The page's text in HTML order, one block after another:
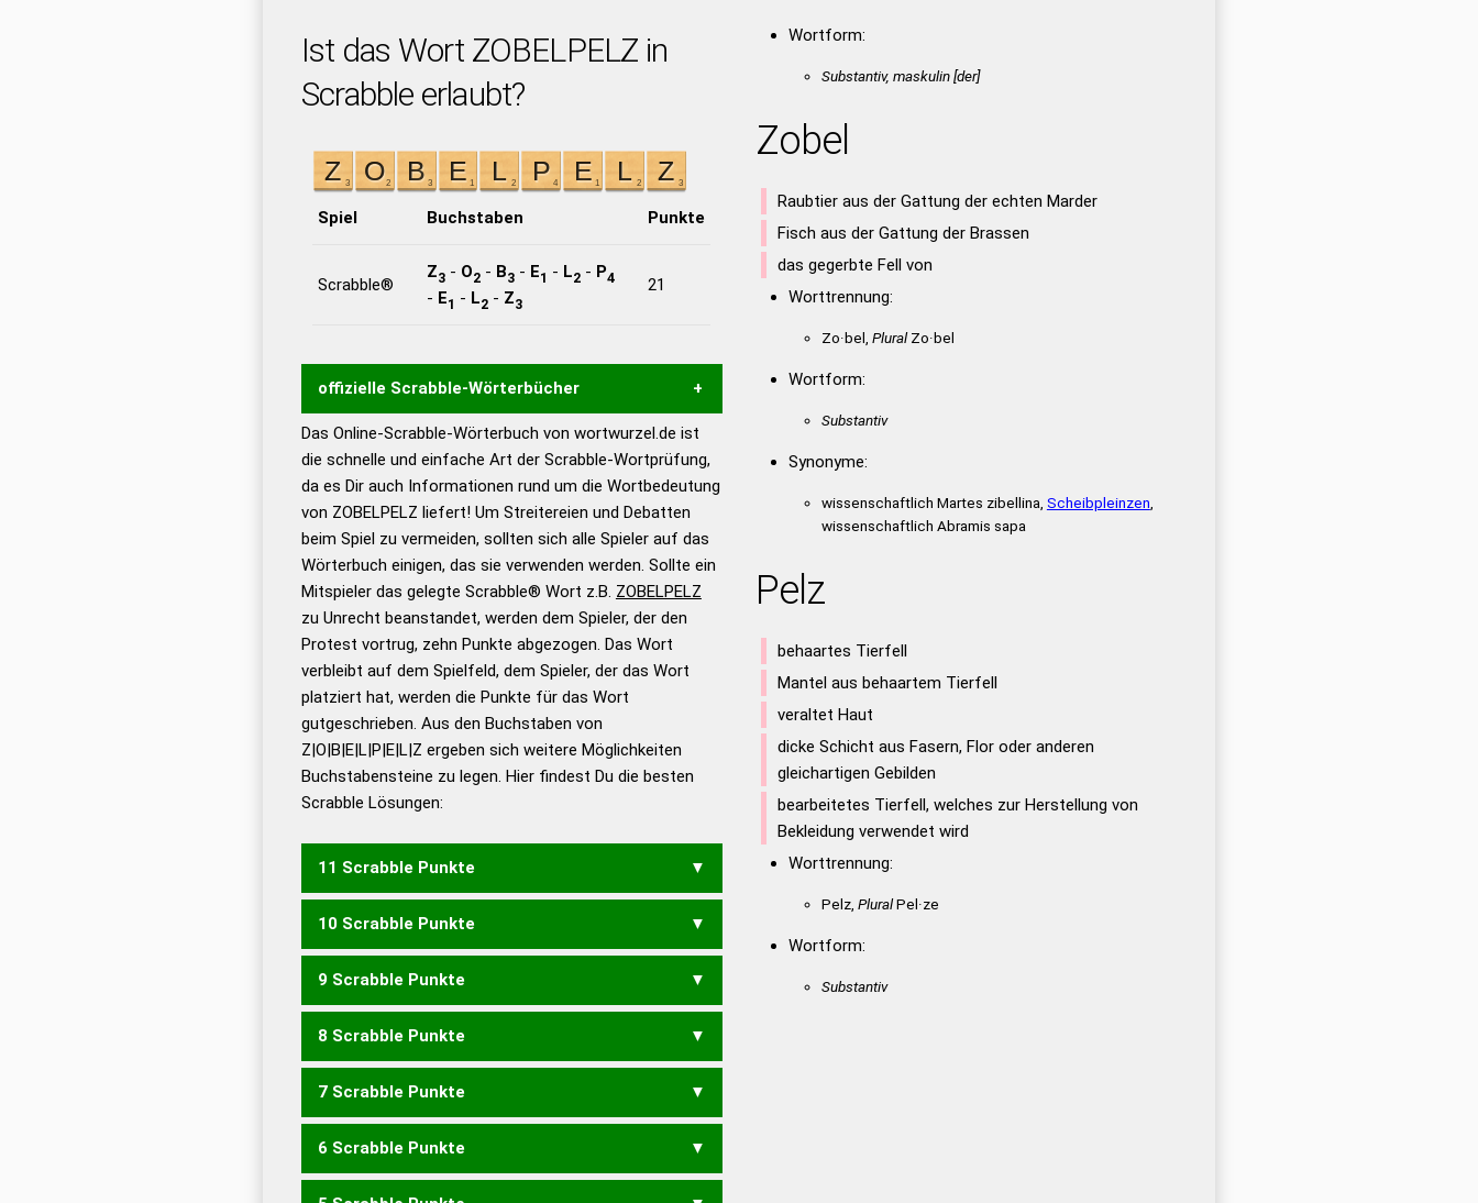
Ist das Wort ZOBELPELZ in
Scrabble erlaubt?
Spiel Buchstaben Punkte
Scrabble®
Z3- O2- B3- E1 - L2- P4
- E1 - L2- Z3
21
offizielle Scrabble-Wörterbücher
Wortwurzel liefert mit Hilfe eines semantischen
Wortanalyse-Algorithmus gute Anhaltspunkte zu
Wortbedeutung, Worttrennung und Wortform, um die
Gültigkeit eines Wortes für das Scrabble-Spiel zu
bestimmen! zugelassene Turnier Scrabble-
Wörterbücher sind:
Duden – Standardwerk in 12
Bänden
Duden – Richtiges und gutes
Deutsch
Duden – Die deutsche Grammatik
Duden – Deutsches
Universalwörterbuch
Das Online-Scrabble-Wörterbuch von wortwurzel.de ist
die schnelle und einfache Art der Scrabble-Wortprüfung,
da es Dir auch Informationen rund um die Wortbedeutung
von ZOBELPELZ liefert! Um Streitereien und Debatten
beim Spiel zu vermeiden, sollten sich alle Spieler auf das
Wörterbuch einigen, das sie verwenden werden. Sollte ein
Mitspieler das gelegte Scrabble® Wort z.B. ZOBELPELZ
zu Unrecht beanstandet, werden dem Spieler, der den
Protest vortrug, zehn Punkte abgezogen. Das Wort
verbleibt auf dem Spielfeld, dem Spieler, der das Wort
platziert hat, werden die Punkte für das Wort
gutgeschrieben. Aus den Buchstaben von
Z|O|B|E|L|P|E|L|Z ergeben sich weitere Möglichkeiten
Buchstabensteine zu legen. Hier findest Du die besten
Scrabble Lösungen:
11 Scrabble Punkte
BOLZE PELZE OZELLE
10 Scrabble Punkte
BEPO BOLZ POLL BELZE
9 Scrabble Punkte
BOP BELZ OPEL PELL
8 Scrabble Punkte
BLZ PLO POL BELL LOBE
7 Scrabble Punkte
BOL EPO LOB ELBE LEBE
6 Scrabble Punkte
Wortform:
Substantiv, maskulin [der]
Zobel
Raubtier aus der Gattung der echten Marder
Fisch aus der Gattung der Brassen
das gegerbte Fell von
Worttrennung:
Zo·bel, PluralZo·bel
Wortform:
Substantiv
Synonyme:
wissenschaftlich Martes zibellina, Scheibpleinzen
wissenschaftlich Abramis sapa
Pelz
behaartes Tierfell
Mantel aus behaartem Tierfell
veraltet Haut
dicke Schicht aus Fasern, Flor oder anderen
gleichartigen Gebilden
bearbeitetes Tierfell, welches zur Herstellung von
Bekleidung verwendet wird
Worttrennung:
Pelz, PluralPel·ze
Wortform:
Substantiv